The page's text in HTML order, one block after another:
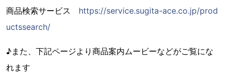
商品検索サービス https://service.sugita-ace.co.jp/prod
uctssearch/
♪また、下記ページより商品案内ムービーなどがご覧にな
れます